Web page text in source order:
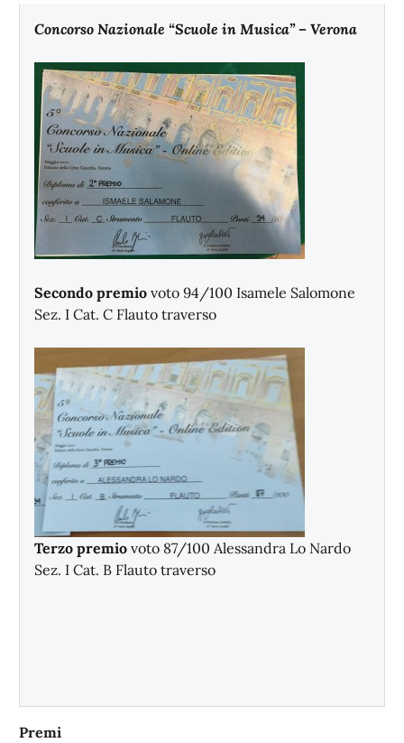
Concorso Nazionale “Scuole in Musica” – Verona
Secondo premio voto 94/100 Isamele Salomone
Sez. I Cat. C Flauto traverso
Terzo premio voto 87/100 Alessandra Lo Nardo
Sez. I Cat. B Flauto traverso
Premi